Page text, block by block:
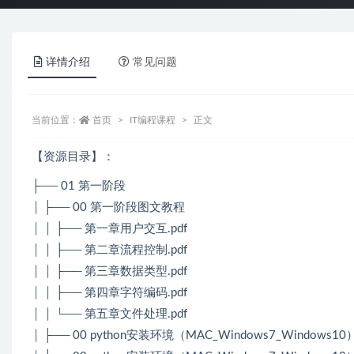
详情介绍 常见问题
当前位置： 首页 IT编程课程 正文
【资源目录】：
├── 01 第一阶段
│ ├── 00 第一阶段图文教程
│ │ ├── 第一章用户交互.pdf
│ │ ├── 第二章流程控制.pdf
│ │ ├── 第三章数据类型.pdf
│ │ ├── 第四章字符编码.pdf
│ │ └── 第五章文件处理.pdf
│ ├── 00 python安装环境（MAC_Windows7_Windows10